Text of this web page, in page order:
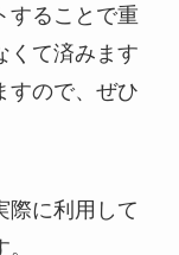
することで重
くて済みます
すので、ぜひ
際に利用して